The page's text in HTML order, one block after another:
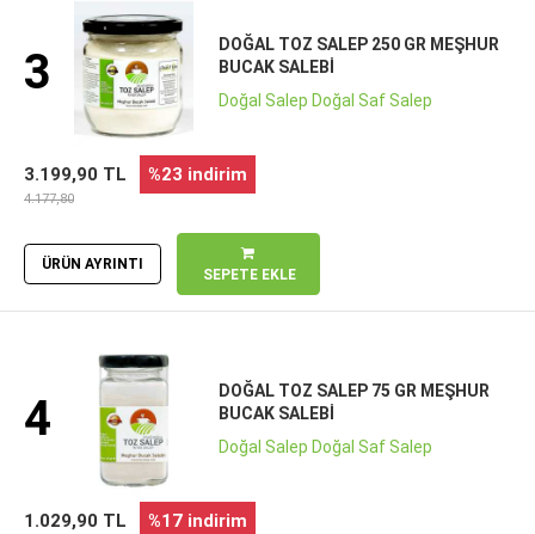
3
DOĞAL TOZ SALEP 250 GR MEŞHUR
BUCAK SALEBI
Doğal Salep Doğal Saf Salep
3.199,90 TL %23 indirim
4.177,80
ÜRÜN AYRINTI
SEPETE EKLE
4
DOĞAL TOZ SALEP 75 GR MEŞHUR
BUCAK SALEBI
Doğal Salep Doğal Saf Salep
1.029,90 TL %17 indirim